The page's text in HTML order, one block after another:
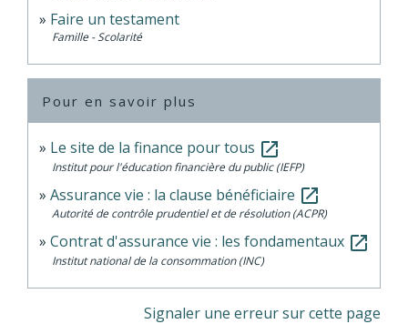
Faire un testament
Famille - Scolarité
Pour en savoir plus
Le site de la finance pour tous open_in_new
Institut pour l'éducation financière du public (IEFP)
Assurance vie : la clause bénéficiaire open_in_new
Autorité de contrôle prudentiel et de résolution (ACPR)
Contrat d'assurance vie : les fondamentaux open_in_new
Institut national de la consommation (INC)
Signaler une erreur sur cette page